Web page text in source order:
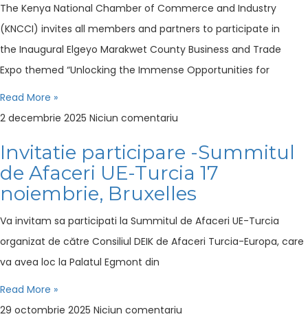
The Kenya National Chamber of Commerce and Industry
(KNCCI) invites all members and partners to participate in
the Inaugural Elgeyo Marakwet County Business and Trade
Expo themed “Unlocking the Immense Opportunities for
Read More »
2 decembrie 2025 Niciun comentariu
Invitatie participare -Summitul
de Afaceri UE-Turcia 17
noiembrie, Bruxelles
Va invitam sa participati la Summitul de Afaceri UE-Turcia
organizat de către Consiliul DEIK de Afaceri Turcia-Europa, care
va avea loc la Palatul Egmont din
Read More »
29 octombrie 2025 Niciun comentariu